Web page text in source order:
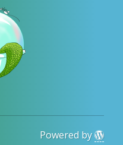
Powered by